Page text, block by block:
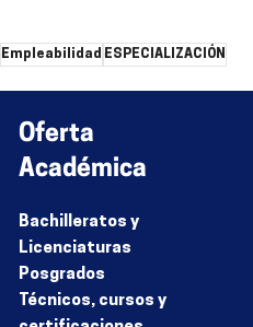
Empleabilidad ESPECIALIZACIÓN
Oferta
Académica
Bachilleratos y
Licenciaturas
Posgrados
Técnicos, cursos y